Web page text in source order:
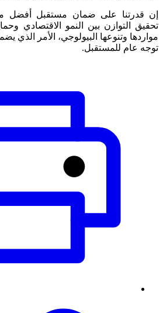
إن قدرتنا على ضمان مستقبل أفضل
تحقيق التوازن بين النمو الاقتصادي
مواردها وتنوعها البيولوجي، الأمر الذي
توجه عام للمستقبل.